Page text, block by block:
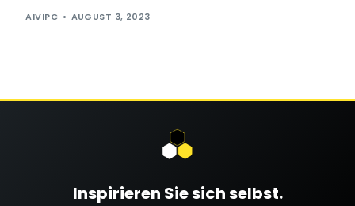
AIVIPC AUGUST 3, 2023
Inspirieren Sie sich selbst.